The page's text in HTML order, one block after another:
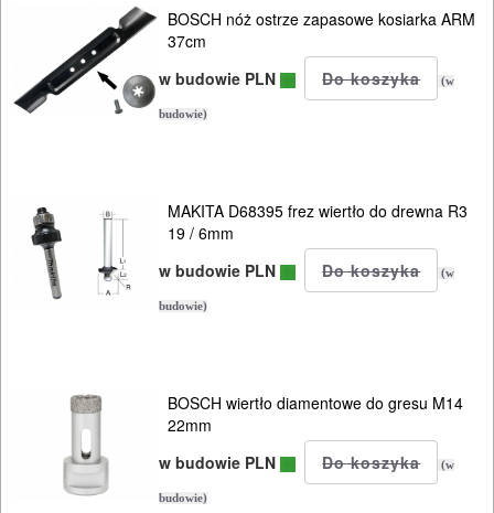
PILARKI-
KOSIARKI-
KOSY
MYJKI
BOSCH nóż ostrze zapasowe kosiarka ARM
37cm
w budowie PLN
(w
budowie)
MAKITA D68395 frez wiertło do drewna R3
19 / 6mm
w budowie PLN
(w
budowie)
BOSCH wiertło diamentowe do gresu M14
22mm
w budowie PLN
(w
budowie)